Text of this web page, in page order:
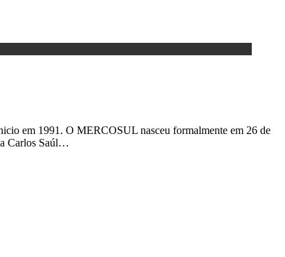
em 1991. O MERCOSUL nasceu formalmente em 26 de
Carlos Saúl…